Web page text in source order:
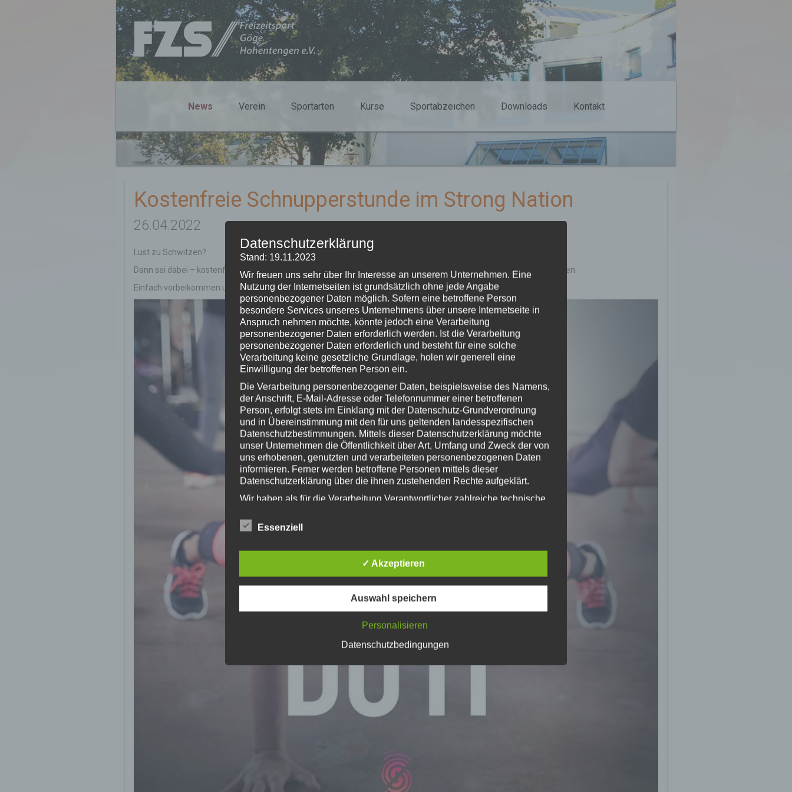
News Verein Sportarten Kurse Sportabzeichen Downloads Kontakt
Kostenfreie Schnupperstunde im Strong Nation
26.04.2022
Lust zu Schwitzen?
Dann sei dabei – kostenfreie Schnupperstunde am Dienstag, den 26.April ab 19:00 Uhr in der Gögehalle in Hohentengen.
Einfach vorbeikommen und mitmachen!
Datenschutzerklärung
Stand: 19.11.2023
Wir freuen uns sehr über Ihr Interesse an unserem Unternehmen. Eine
Nutzung der Internetseiten ist grundsätzlich ohne jede Angabe
personenbezogener Daten möglich. Sofern eine betroffene Person
besondere Services unseres Unternehmens über unsere Internetseite in
Anspruch nehmen möchte, könnte jedoch eine Verarbeitung
personenbezogener Daten erforderlich werden. Ist die Verarbeitung
personenbezogener Daten erforderlich und besteht für eine solche
Verarbeitung keine gesetzliche Grundlage, holen wir generell eine
Einwilligung der betroffenen Person ein.
Die Verarbeitung personenbezogener Daten, beispielsweise des Namens,
der Anschrift, E-Mail-Adresse oder Telefonnummer einer betroffenen
Person, erfolgt stets im Einklang mit der Datenschutz-Grundverordnung
und in Übereinstimmung mit den für uns geltenden landesspezifischen
Datenschutzbestimmungen. Mittels dieser Datenschutzerklärung möchte
unser Unternehmen die Öffentlichkeit über Art, Umfang und Zweck der von
uns erhobenen, genutzten und verarbeiteten personenbezogenen Daten
informieren. Ferner werden betroffene Personen mittels dieser
Datenschutzerklärung über die ihnen zustehenden Rechte aufgeklärt.
Wir haben als für die Verarbeitung Verantwortlicher zahlreiche technische
lückenlosen Schutz der über diese Internetseite verarbeiteten
personenbezogenen Daten sicherzustellen. Dennoch können
aufweisen, sodass ein absoluter Schutz nicht gewährleistet werden kann.
Aus diesem Grund steht es jeder betroffenen Person frei,
telefonisch, an uns zu übermitteln.
Begriffsbestimmungen
Die Datenschutzerklärung beruht auf den Begrifflichkeiten, die durch den
Datenschutz-Grundverordnung (DS-GVO) verwendet wurden. Unsere
Begrifflichkeiten erläutern.
Wir verwenden in dieser Datenschutzerklärung unter anderem die
Personenbezogene Daten sind alle Informationen, die sich auf eine
identifizierte oder identifizierbare natürliche Person (im Folgenden
„betroffene Person") beziehen. Als identifizierbar wird eine natürliche
Essenziell
✓ Akzeptieren
Auswahl speichern
Personalisieren
Datenschutzbedingungen